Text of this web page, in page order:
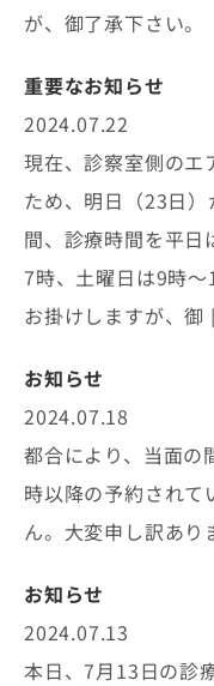
が、御了承下さい。
重要なお知らせ
2024.07.22
現在、診察室側のエ
ため、明日（23日
間、診療時間を平
7時、土曜日は9時
お掛けしますが、
お知らせ
2024.07.18
都合により、当面の
時以降の予約されて
ん。大変申し訳あり
お知らせ
2024.07.13
本日、7月13日の診